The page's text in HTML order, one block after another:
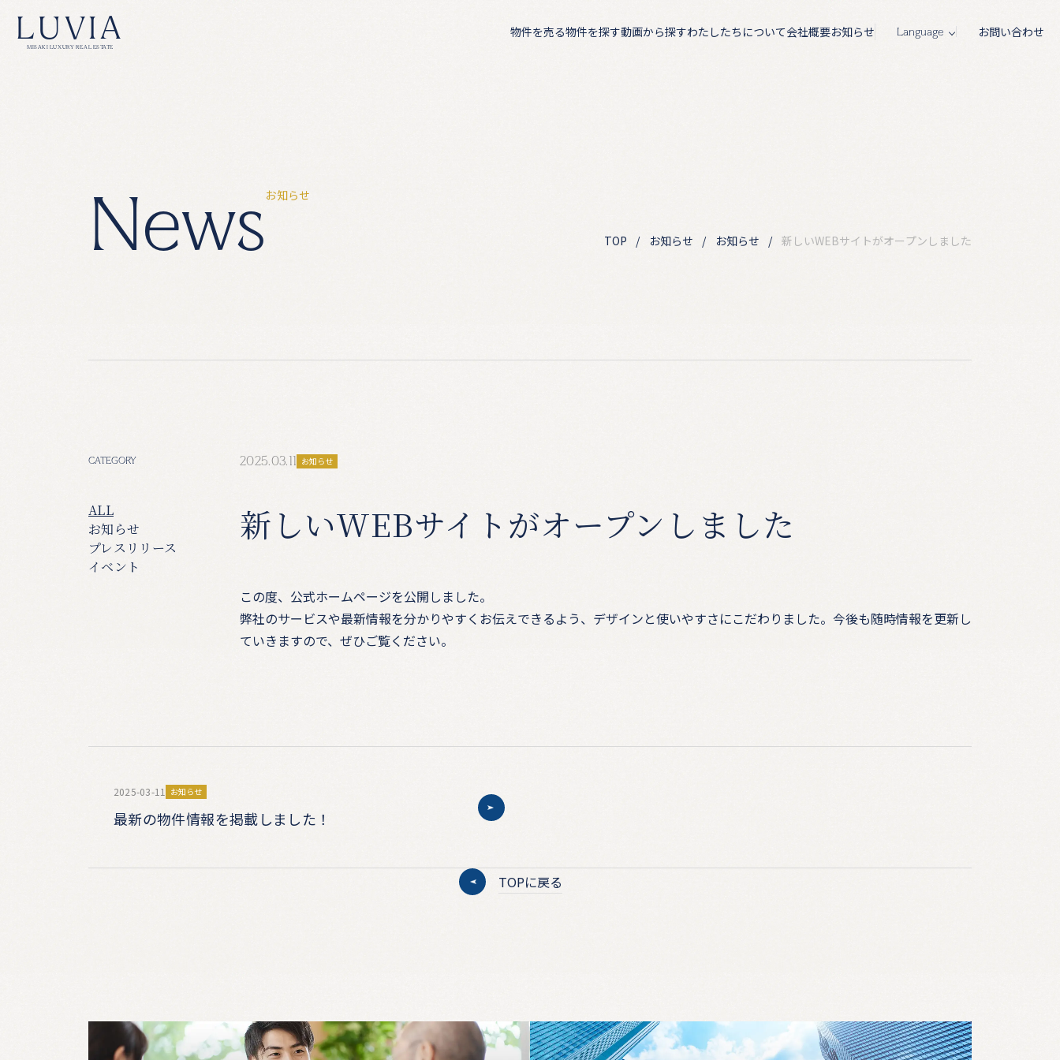
LUVIA
MISAKI LUXURY REAL ESTATE
物件を売る物件を探す動画から探すわたしたちについて会社概要お知らせ お問い合わせ
News お知らせ
TOP お知らせ お知らせ 新しいWEBサイトがオープンしました
CATEGORY
ALL
お知らせ
プレスリリース
イベント
2025.03.11 お知らせ
新しいWEBサイトがオープンしました
この度、公式ホームページを公開しました。
弊社のサービスや最新情報を分かりやすくお伝えできるよう、デザインと使いやすさにこだわりました。今後も随時情報を更新し
ていきますので、ぜひご覧ください。
2025-03-11 お知らせ
最新の物件情報を掲載しました！
TOPに戻る